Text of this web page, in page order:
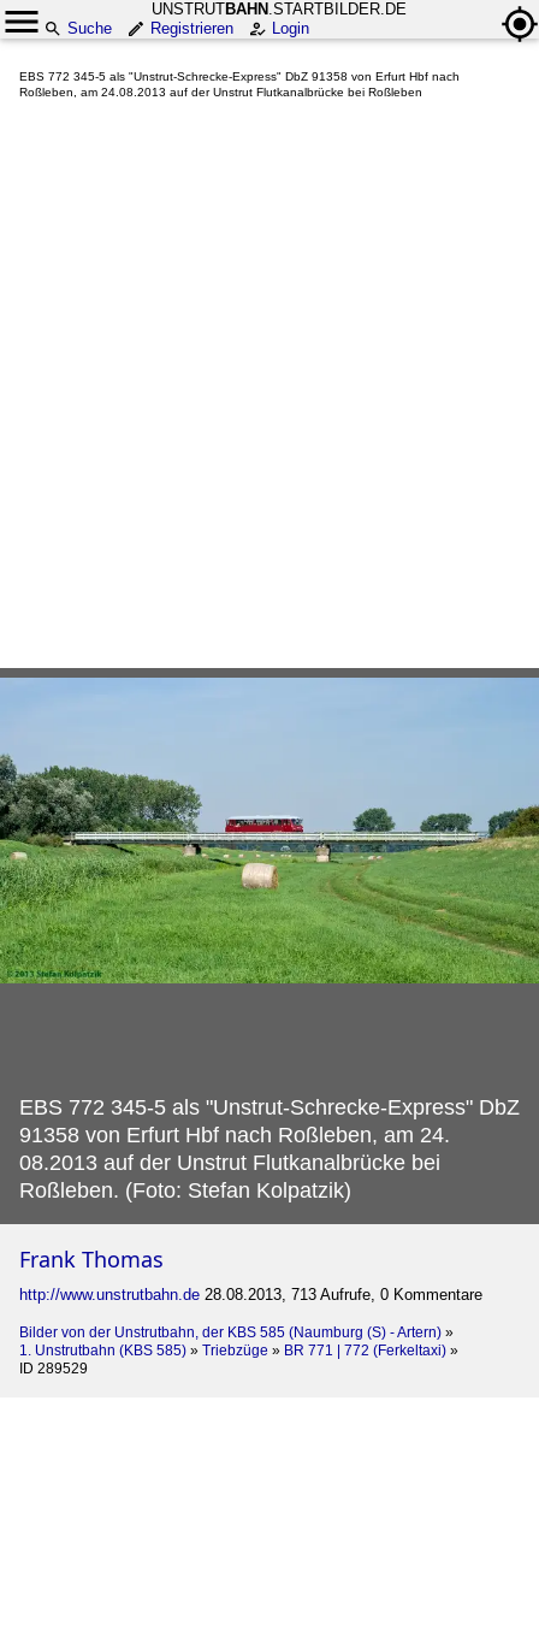
UNSTRUTBAHN .STARTBILDER.DE
Suche
Registrieren Login
EBS 772 345-5 als "Unstrut-Schrecke-Express" DbZ 91358 von Erfurt Hbf nach
Roßleben, am 24.08.2013 auf der Unstrut Flutkanalbrücke bei Roßleben
EBS 772 345-5 als "Unstrut-Schrecke-Express" DbZ
91358 von Erfurt Hbf nach Roßleben, am 24.
08.2013 auf der Unstrut Flutkanalbrücke bei
Roßleben. (Foto: Stefan Kolpatzik)
Frank Thomas
http://www.unstrutbahn.de 28.08.2013, 713 Aufrufe, 0 Kommentare
Bilder von der Unstrutbahn, der KBS 585 (Naumburg (S) - Artern) »
1. Unstrutbahn (KBS 585) » Triebzüge » BR 771 | 772 (Ferkeltaxi) »
ID 289529